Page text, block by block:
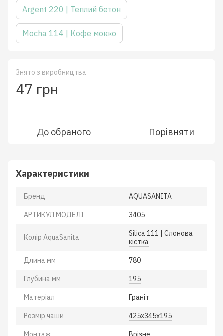
Argent 220 | Теплий бетон
Mocha 114 | Кофе мокко
Знято з виробництва
47 грн
До обраного Порівняти
Характеристики
Бренд AQUASANITA
АРТИКУЛ МОДЕЛІ 3405
Колiр AquaSanita
Silica 111 | Слонова
кістка
Длина мм 780
Глубина мм 195
Матеріал Гранiт
Розмiр чаши 425х345х195
Монтаж Врiзне